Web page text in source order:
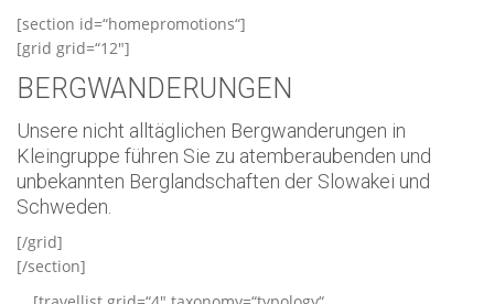
[section id=“homepromotions“]
[grid grid=“12″]
BERGWANDERUNGEN
Unsere nicht alltäglichen Bergwanderungen in
Kleingruppe führen Sie zu atemberaubenden und
unbekannten Berglandschaften der Slowakei und
Schweden.
[/grid]
[/section]